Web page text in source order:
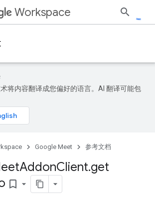
Workspace
将内容翻译成您偏好的语言。AI 翻译可能包
Google Meet 参考文档
AddonClient.get
bookmark_border